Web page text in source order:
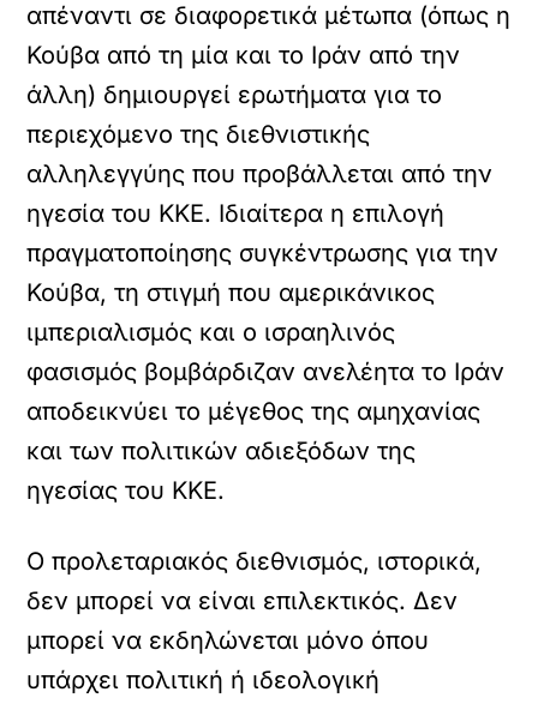
απέναντι σε διαφορετικά μέτωπα (όπως η
Κούβα από τη μία και το Ιράν από την
άλλη) δημιουργεί ερωτήματα για το
περιεχόμενο της διεθνιστικής
αλληλεγγύης που προβάλλεται από την
ηγεσία του ΚΚΕ. Ιδιαίτερα η επιλογή
πραγματοποίησης συγκέντρωσης για την
Κούβα, τη στιγμή που αμερικάνικος
ιμπεριαλισμός και ο ισραηλινός
φασισμός βομβάρδιζαν ανελέητα το Ιράν
αποδεικνύει το μέγεθος της αμηχανίας
και των πολιτικών αδιεξόδων της
ηγεσίας του ΚΚΕ.
Ο προλεταριακός διεθνισμός, ιστορικά,
δεν μπορεί να είναι επιλεκτικός. Δεν
μπορεί να εκδηλώνεται μόνο όπου
υπάρχει πολιτική ή ιδεολογική